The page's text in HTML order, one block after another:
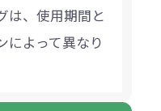
は、使用期間と
によって異なり